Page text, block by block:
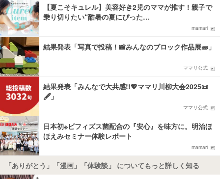
【夏こそキュレル】美容好き2児のママが推す！親子で
乗り切りたい“酷暑の夏にぴった…
mamari
結果発表「写真で投稿！📸みんなのブロック作品展🧱」
ママリ公式
結果発表「みんなで大共感!!💖ママリ川柳大会2025📜
🖋️」
ママリ公式
日本初※ビフィズス菌配合の『安心』を味方に。明治ほ
ほえみセミナー体験レポート
mamari
「ありがとう」「漫画」「体験談」 についてもっと詳しく知る